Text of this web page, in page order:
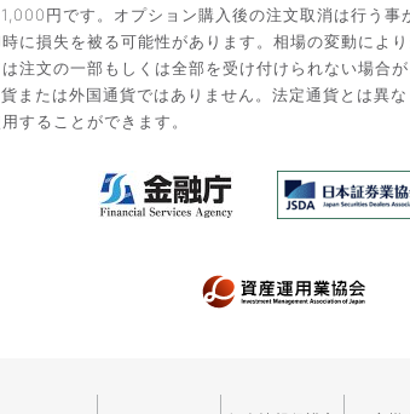
円です。オプション購入後の注文取消は行う
に損失を被る可能性があります。相場の変動によ
注文の一部もしくは全部を受け付けられない場合が
または外国通貨ではありません。法定通貨とは異
することができます。